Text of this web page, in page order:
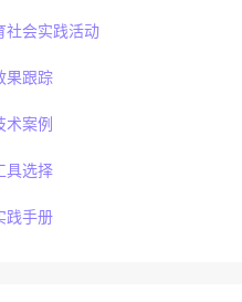
会实践活动
果跟踪
术案例
具选择
践手册